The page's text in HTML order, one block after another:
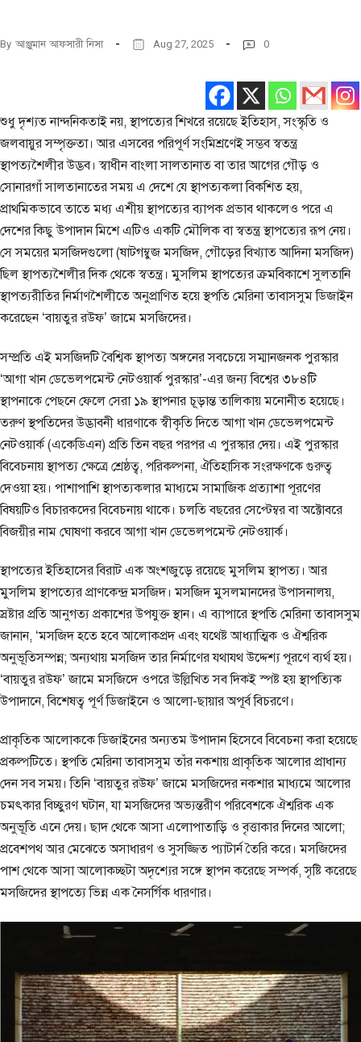
By আঞ্জুমান আফসারী নিসা Aug 27, 2025 0
শুধু দৃশ্যত নান্দনিকতাই নয়, স্থাপত্যের শিখরে রয়েছে ইতিহাস, সংস্কৃতি ও
জলবায়ুর সম্পৃক্ততা। আর এসবের পরিপূর্ণ সংমিশ্রণেই সম্ভব স্বতন্ত্র
স্থাপত্যশৈলীর উদ্ভব। স্বাধীন বাংলা সালতানাত বা তার আগের গৌড় ও
সোনারগাঁ সালতানাতের সময় এ দেশে যে স্থাপত্যকলা বিকশিত হয়,
প্রাথমিকভাবে তাতে মধ্য এশীয় স্থাপত্যের ব্যাপক প্রভাব থাকলেও পরে এ
দেশের কিছু উপাদান মিশে এটিও একটি মৌলিক বা স্বতন্ত্র স্থাপত্যের রূপ নেয়।
সে সময়ের মসজিদগুলো (ষাটগম্বুজ মসজিদ, গৌড়ের বিখ্যাত আদিনা মসজিদ)
ছিল স্থাপত্যশৈলীর দিক থেকে স্বতন্ত্র। মুসলিম স্থাপত্যের ক্রমবিকাশে সুলতানি
স্থাপত্যরীতির নির্মাণশৈলীতে অনুপ্রাণিত হয়ে স্থপতি মেরিনা তাবাসসুম ডিজাইন
করেছেন ‘বায়তুর রউফ’ জামে মসজিদের।
সম্প্রতি এই মসজিদটি বৈশ্বিক স্থাপত্য অঙ্গনের সবচেয়ে সম্মানজনক পুরস্কার
‘আগা খান ডেভেলপমেন্ট নেটওয়ার্ক পুরস্কার’-এর জন্য বিশ্বের ৩৮৪টি
স্থাপনাকে পেছনে ফেলে সেরা ১৯ স্থাপনার চূড়ান্ত তালিকায় মনোনীত হয়েছে।
তরুণ স্থপতিদের উদ্ভাবনী ধারণাকে স্বীকৃতি দিতে আগা খান ডেভেলপমেন্ট
নেটওয়ার্ক (একেডিএন) প্রতি তিন বছর পরপর এ পুরস্কার দেয়। এই পুরস্কার
বিবেচনায় স্থাপত্য ক্ষেত্রে শ্রেষ্ঠত্ব, পরিকল্পনা, ঐতিহাসিক সংরক্ষণকে গুরুত্ব
দেওয়া হয়। পাশাপাশি স্থাপত্যকলার মাধ্যমে সামাজিক প্রত্যাশা পূরণের
বিষয়টিও বিচারকদের বিবেচনায় থাকে। চলতি বছরের সেপ্টেম্বর বা অক্টোবরে
বিজয়ীর নাম ঘোষণা করবে আগা খান ডেভেলপমেন্ট নেটওয়ার্ক।
স্থাপত্যের ইতিহাসের বিরাট এক অংশজুড়ে রয়েছে মুসলিম স্থাপত্য। আর
মুসলিম স্থাপত্যের প্রাণকেন্দ্র মসজিদ। মসজিদ মুসলমানদের উপাসনালয়,
স্রষ্টার প্রতি আনুগত্য প্রকাশের উপযুক্ত স্থান। এ ব্যাপারে স্থপতি মেরিনা তাবাসসুম
জানান, ‘মসজিদ হতে হবে আলোকপ্রদ এবং যথেষ্ট আধ্যাত্মিক ও ঐশ্বরিক
অনুভূতিসম্পন্ন; অন্যথায় মসজিদ তার নির্মাণের যথাযথ উদ্দেশ্য পূরণে ব্যর্থ হয়।
‘বায়তুর রউফ’ জামে মসজিদে ওপরে উল্লিখিত সব দিকই স্পষ্ট হয় স্থাপত্যিক
উপাদানে, বিশেষত্ব পূর্ণ ডিজাইনে ও আলো-ছায়ার অপূর্ব বিচরণে।
প্রাকৃতিক আলোককে ডিজাইনের অন্যতম উপাদান হিসেবে বিবেচনা করা হয়েছে
প্রকল্পটিতে। স্থপতি মেরিনা তাবাসসুম তাঁর নকশায় প্রাকৃতিক আলোর প্রাধান্য
দেন সব সময়। তিনি ‘বায়তুর রউফ’ জামে মসজিদের নকশার মাধ্যমে আলোর
চমৎকার বিচ্ছুরণ ঘটান, যা মসজিদের অভ্যন্তরীণ পরিবেশকে ঐশ্বরিক এক
অনুভূতি এনে দেয়। ছাদ থেকে আসা এলোপাতাড়ি ও বৃত্তাকার দিনের আলো;
প্রবেশপথ আর মেঝেতে অসাধারণ ও সুসজ্জিত প্যাটার্ন তৈরি করে। মসজিদের
পাশ থেকে আসা আলোকচ্ছটা অদৃশ্যের সঙ্গে স্থাপন করেছে সম্পর্ক, সৃষ্টি করেছে
মসজিদের স্থাপত্যে ভিন্ন এক নৈসর্গিক ধারণার।